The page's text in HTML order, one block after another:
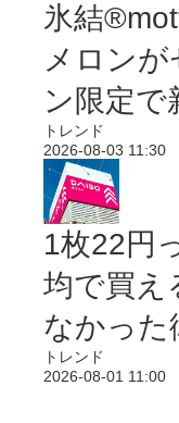
氷結
メロン
ン限定で
トレンド
2026-08-03 11:30
1枚22円
均で買え
なかった
トレンド
2026-08-01 11:00